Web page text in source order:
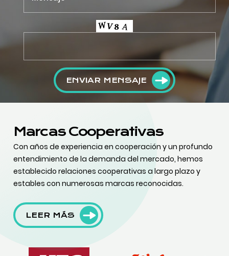
ENVIAR MENSAJE
Marcas Cooperativas
Con años de experiencia en cooperación y un profundo
entendimiento de la demanda del mercado, hemos
establecido relaciones cooperativas a largo plazo y
estables con numerosas marcas reconocidas.
LEER MÁS